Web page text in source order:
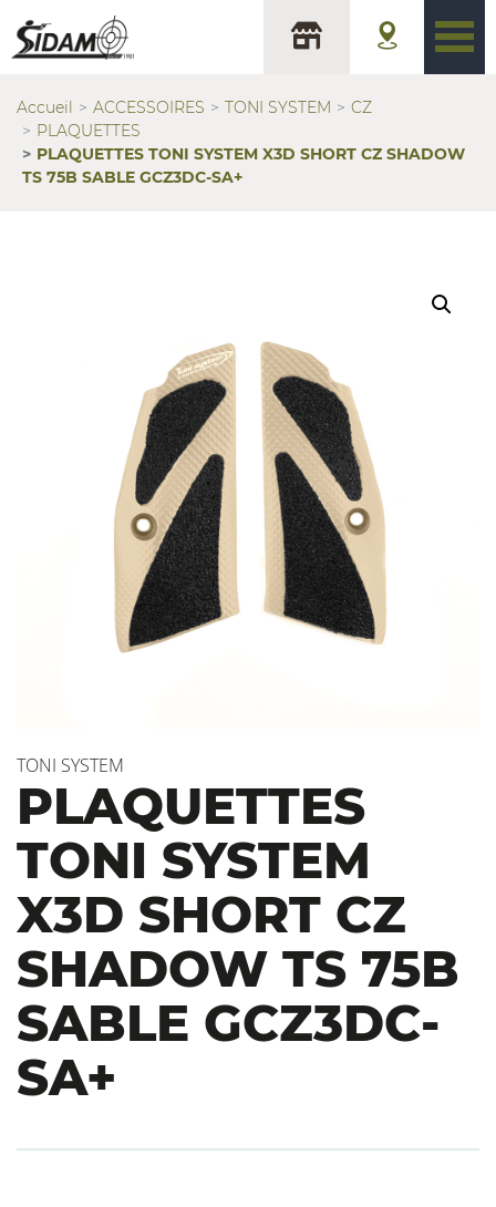
Accueil ACCESSOIRES TONI SYSTEM
CZ
PLAQUETTES
PLAQUETTES TONI SYSTEM X3D SHORT CZ SHADOW
TS 75B SABLE GCZ3DC-SA+
TONI SYSTEM
PLAQUETTES
TONI SYSTEM
X3D SHORT CZ
SHADOW TS 75B
SABLE GCZ3DC-
SA+